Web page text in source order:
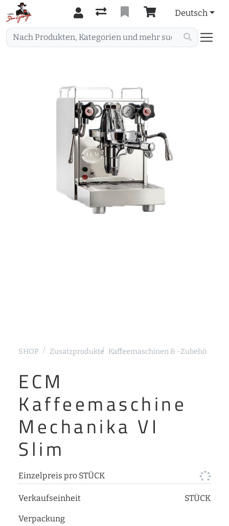
Deutsch
SHOP Zusatzprodukte Kaffeemaschinen & -Zubehör
ECM
Kaffeemaschine
Mechanika VI
Slim
Einzelpreis pro STÜCK
Verkaufseinheit STÜCK
Verpackung